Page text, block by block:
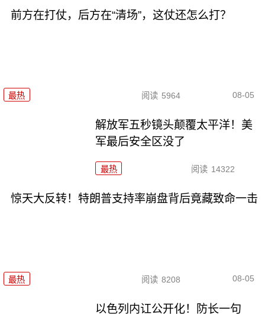
前方在打仗，后方在“清场”，这仗还怎么打？
最热 阅读 5964 08-05
解放军五秒镜头颠覆太平洋！美
军最后安全区没了
最热 阅读 14322
惊天大反转！特朗普支持率崩盘背后竟藏致命一击
最热 阅读 8208 08-05
以色列内讧公开化！防长一句